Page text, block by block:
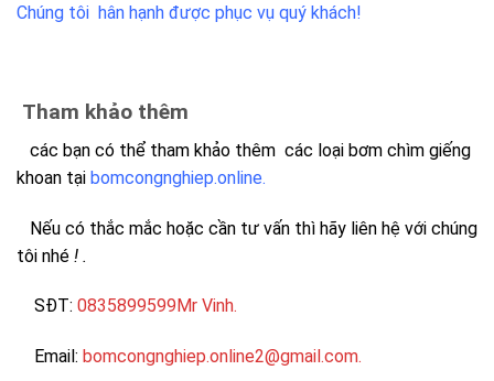
Chúng tôi hân hạnh được phục vụ quý khách!
Tham khảo thêm
các bạn có thể tham khảo thêm các loại bơm chìm giếng
khoan tại bomcongnghiep.online.
Nếu có thắc mắc hoặc cần tư vấn thì hãy liên hệ với chúng
tôi nhé ! .
SĐT: 0835899599Mr Vinh.
Email: bomcongnghiep.online2@gmail.com.